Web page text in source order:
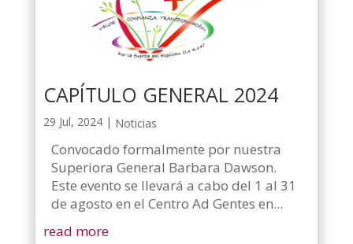
CAPÍTULO GENERAL 2024
29 Jul, 2024| Noticias
Convocado formalmente por nuestra
Superiora General Barbara Dawson.
Este evento se llevará a cabo del 1 al 31
de agosto en el Centro Ad Gentes en...
read more